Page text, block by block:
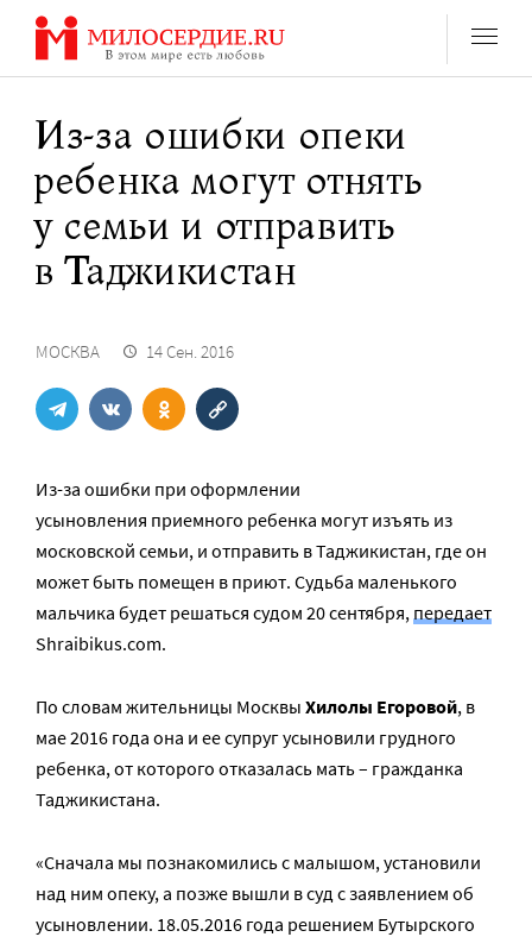
Перейти
содержанию
Из-за ошибки опеки
ребенка могут отнять
у семьи и отправить
в Таджикистан
МОСКВА 14 Сен. 2016
Из-за ошибки при оформлении
усыновления приемного ребенка могут изъять из
московской семьи, и отправить в Таджикистан, где он
может быть помещен в приют. Судьба маленького
мальчика будет решаться судом 20 сентября,передает
Shraibikus.com.
По словам жительницы Москвы Хилолы Егоровой, в
мае 2016 года она и ее супруг усыновили грудного
ребенка, от которого отказалась мать – гражданка
Таджикистана.
«Сначала мы познакомились с малышом, установили
над ним опеку, а позже вышли в суд с заявлением об
усыновлении. 18.05.2016 года решением Бутырского